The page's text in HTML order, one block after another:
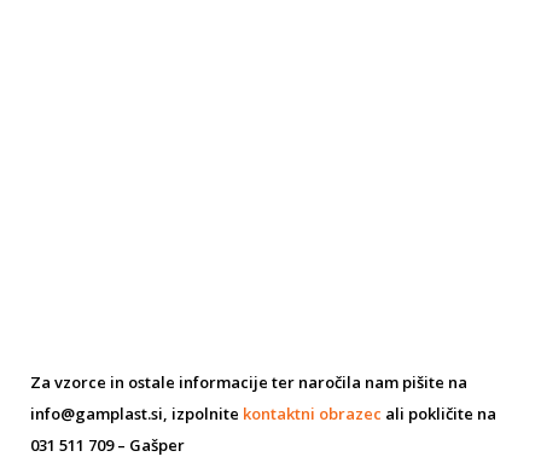
Za vzorce in ostale informacije ter naročila nam pišite na
info@gamplast.si, izpolnite kontaktni obrazec ali pokličite na
031 511 709 – Gašper